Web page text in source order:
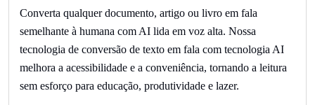
Converta qualquer documento, artigo ou livro em fala
semelhante à humana com AI lida em voz alta. Nossa
tecnologia de conversão de texto em fala com tecnologia AI
melhora a acessibilidade e a conveniência, tornando a leitura
sem esforço para educação, produtividade e lazer.